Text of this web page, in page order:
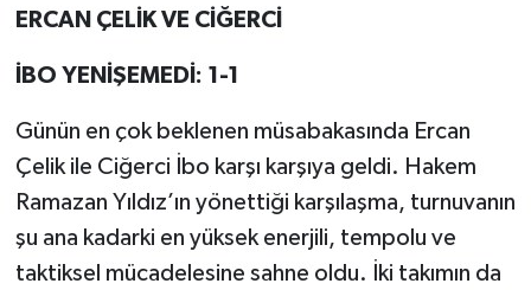
ERCAN ÇELİK VE CİĞERCİ
İBO YENİŞEMEDİ: 1-1
Günün en çok beklenen müsabakasında Ercan
Çelik ile Ciğerci İbo karşı karşıya geldi. Hakem
Ramazan Yıldız’ın yönettiği karşılaşma, turnuvanın
şu ana kadarki en yüksek enerjili, tempolu ve
taktiksel mücadelesine sahne oldu. İki takımın da